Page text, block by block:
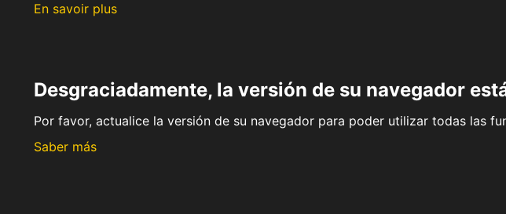
En savoir plus
Desgraciadamente, la versión de su navegador
Por favor, actualice la versión de su navegador para poder utilizar todas las
Saber más